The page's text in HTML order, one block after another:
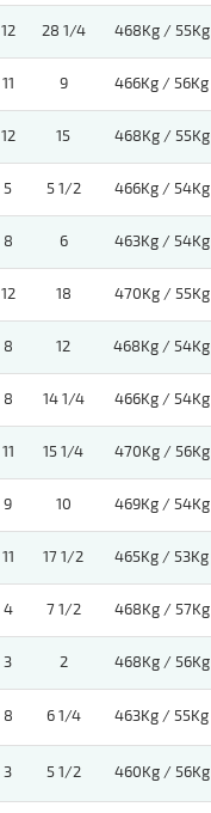
12 28 1/4 468Kg / 55Kg
11 9 466Kg / 56Kg
12 15 468Kg / 55Kg
5 5 1/2 466Kg / 54Kg
8 6 463Kg / 54Kg
12 18 470Kg / 55Kg
8 12 468Kg / 54Kg
8 14 1/4 466Kg / 54Kg
11 15 1/4 470Kg / 56Kg
9 10 469Kg / 54Kg
11 17 1/2 465Kg / 53Kg
4 7 1/2 468Kg / 57Kg
3 2 468Kg / 56Kg
8 6 1/4 463Kg / 55Kg
3 5 1/2 460Kg / 56Kg